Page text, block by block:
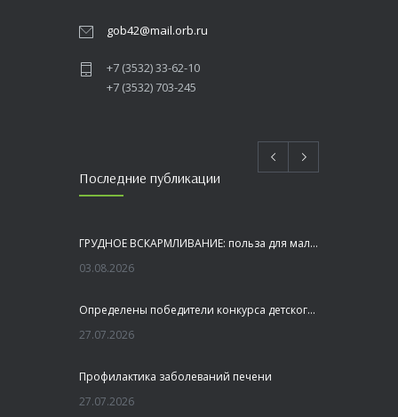
gob42@mail.orb.ru
+7 (3532) 33-62-10
+7 (3532) 703-245
Последние публикации
ГРУДНОЕ ВСКАРМЛИВАНИЕ: польза для малыша и мамы
03.08.2026
Определены победители конкурса детского рисунка «Я шагаю по Оренбуржью»
27.07.2026
Профилактика заболеваний печени
27.07.2026